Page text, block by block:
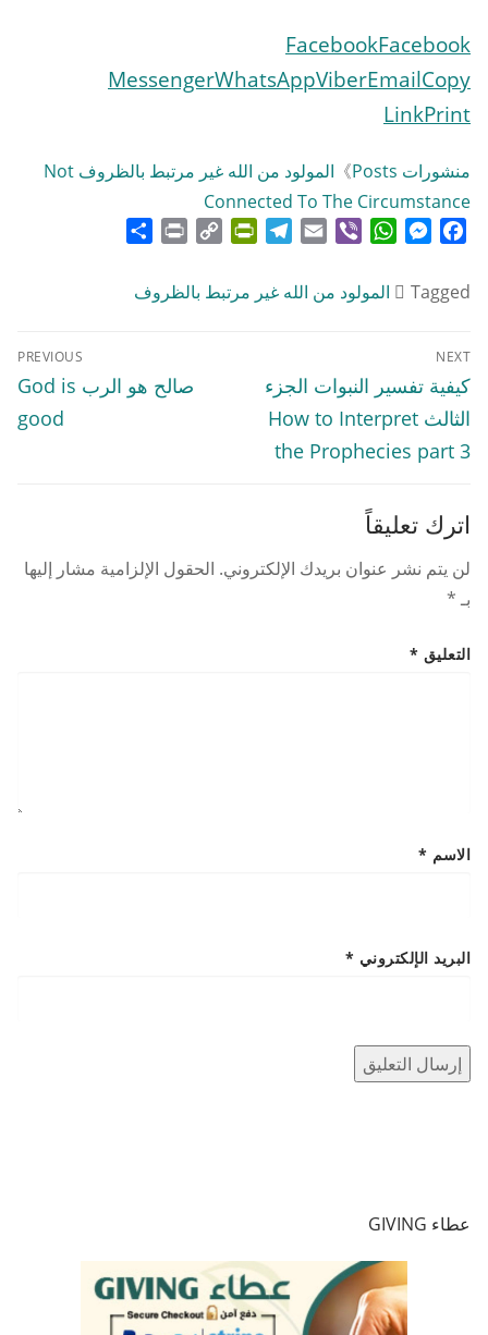
FacebookFacebook
MessengerWhatsAppViberEmailCopy
LinkPrint
منشورات Posts 》
المولود من الله غير مرتبط بالظروف Not
Connected To The Circumstance
Facebook
Messenger
WhatsApp
Viber
Email
Telegram
PrintFriendly
Copy
Print
Tagged المولود من الله غير مرتبط بالظروف
تصفّح
المقالات
PREVIOUS
Previous
صالح هو الرب God is
good
NEXT
Next
post:
كيفية تفسير النبوات الجزء
الثالث How to Interpret
the Prophecies part 3
اترك تعليقاً
لن يتم نشر عنوان بريدك الإلكتروني. الحقول الإلزامية مشار إليها
بـ*
التعليق *
الاسم *
البريد الإلكتروني *
عطاء GIVING